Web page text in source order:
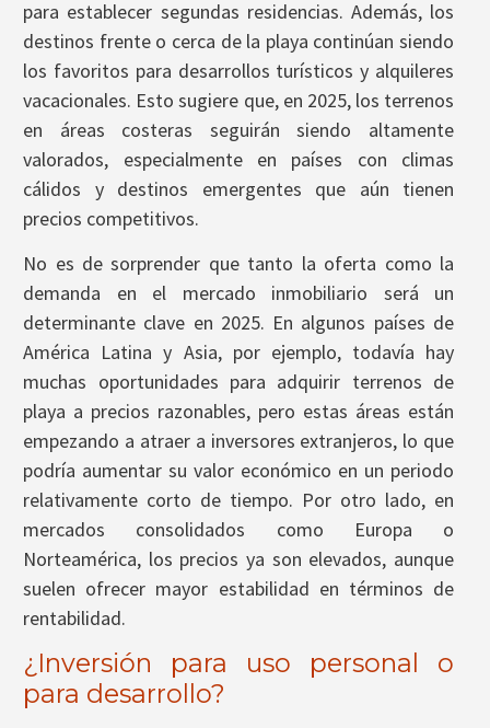
para establecer segundas residencias. Además, los
destinos frente o cerca de la playa continúan siendo
los favoritos para desarrollos turísticos y alquileres
vacacionales. Esto sugiere que, en 2025, los terrenos
en áreas costeras seguirán siendo altamente
valorados, especialmente en países con climas
cálidos y destinos emergentes que aún tienen
precios competitivos.
No es de sorprender que tanto la oferta como la
demanda en el mercado inmobiliario será un
determinante clave en 2025. En algunos países de
América Latina y Asia, por ejemplo, todavía hay
muchas oportunidades para adquirir terrenos de
playa a precios razonables, pero estas áreas están
empezando a atraer a inversores extranjeros, lo que
podría aumentar su valor económico en un periodo
relativamente corto de tiempo. Por otro lado, en
mercados consolidados como Europa o
Norteamérica, los precios ya son elevados, aunque
suelen ofrecer mayor estabilidad en términos de
rentabilidad.
¿Inversión para uso personal o
para desarrollo?